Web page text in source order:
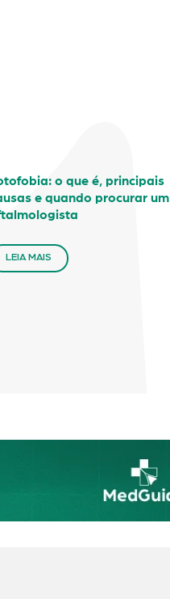
o que é, principais
e quando procurar um
LEIA MAIS